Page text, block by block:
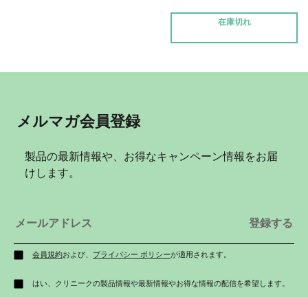
在庫切れ
メルマガ会員登録
製品の最新情報や、お得なキャンペーン情報をお届
けします。
会員規約および、 プライバシー ポリシーが適用されます。
はい、クリニークの製品情報や最新情報やお得な情報の配信を希望します。